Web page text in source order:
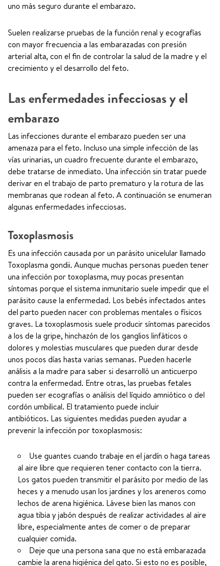
uno más seguro durante el embarazo.
Suelen realizarse pruebas de la función renal y ecografías
con mayor frecuencia a las embarazadas con presión
arterial alta, con el fin de controlar la salud de la madre y el
crecimiento y el desarrollo del feto.
Las enfermedades infecciosas y el
embarazo
Las infecciones durante el embarazo pueden ser una
amenaza para el feto. Incluso una simple infección de las
vías urinarias, un cuadro frecuente durante el embarazo,
debe tratarse de inmediato. Una infección sin tratar puede
derivar en el trabajo de parto prematuro y la rotura de las
membranas que rodean al feto. A continuación se enumeran
algunas enfermedades infecciosas.
Toxoplasmosis
Es una infección causada por un parásito unicelular llamado
Toxoplasma gondii. Aunque muchas personas pueden tener
una infección por toxoplasma, muy pocas presentan
síntomas porque el sistema inmunitario suele impedir que el
parásito cause la enfermedad. Los bebés infectados antes
del parto pueden nacer con problemas mentales o físicos
graves. La toxoplasmosis suele producir síntomas parecidos
a los de la gripe, hinchazón de los ganglios linfáticos o
dolores y molestias musculares que pueden durar desde
unos pocos días hasta varias semanas. Pueden hacerle
análisis a la madre para saber si desarrolló un anticuerpo
contra la enfermedad. Entre otras, las pruebas fetales
pueden ser ecografías o análisis del líquido amniótico o del
cordón umbilical. El tratamiento puede incluir
antibióticos. Las siguientes medidas pueden ayudar a
prevenir la infección por toxoplasmosis:
Use guantes cuando trabaje en el jardín o haga tareas
al aire libre que requieren tener contacto con la tierra.
Los gatos pueden transmitir el parásito por medio de las
heces y a menudo usan los jardines y los areneros como
lechos de arena higiénica. Lávese bien las manos con
agua tibia y jabón después de realizar actividades al aire
libre, especialmente antes de comer o de preparar
cualquier comida.
Deje que una persona sana que no está embarazada
cambie la arena higiénica del gato. Si esto no es posible,